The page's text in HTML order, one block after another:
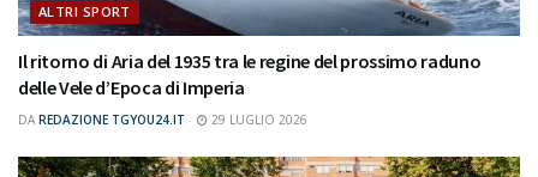
ALTRI SPORT
Il ritorno di Aria del 1935 tra le regine del prossimo raduno
delle Vele d’Epoca di Imperia
DA REDAZIONE TGYOU24.IT 29 LUGLIO 2026